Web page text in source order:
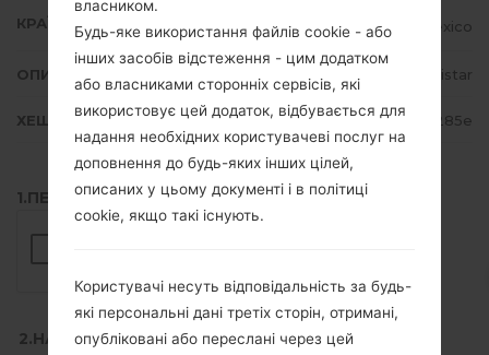
КРАЇНА Mexico
ОПИС Movistar
ХЕШ 0f5a73119ce8c7a3e1f336de8a54285e
1.ПЕРЕВІРТИ НАЯВНІСТЬ RECAPTCHA
2.НАТИСНІТЬ, ЩОБ ЗАВАНТАЖИТИ
власником.
Будь-яке використання файлів cookie - або
інших засобів відстеження - цим додатком
або власниками сторонніх сервісів, які
використовує цей додаток, відбувається для
надання необхідних користувачеві послуг на
доповнення до будь-яких інших цілей,
описаних у цьому документі і в політиці
cookie, якщо такі існують.
Користувачі несуть відповідальність за будь-
які персональні дані третіх сторін, отримані,
опубліковані або переслані через цей